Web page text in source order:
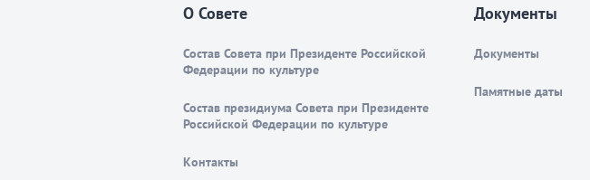
О Совете
Состав Совета при Президенте Российской
Федерации по культуре
Состав президиума Совета при Президенте
Российской Федерации по культуре
Контакты
Документы
Документы
Памятные даты